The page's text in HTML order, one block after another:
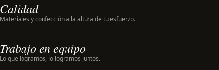
Calidad
Materiales y confección a la altura de tu esfuerzo.
Trabajo en equipo
Lo que logramos, lo logramos juntos.